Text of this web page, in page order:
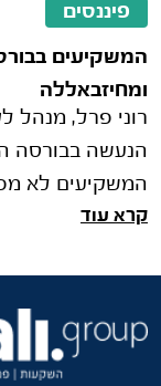
פיננסים
המשקיעים
ומחיזבאללה
רוני פרל, מנהל
הנעשה בבורסה
המשקיעים לא
ומגיבים בקנייה
קרא עוד